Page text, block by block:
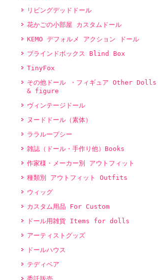
リビングデッドドール
花かごの小部屋 カスタムドール
KEMO デフォルメ アクション ドール
ブラインドボックス Blind Box
TinyFox
その他ドール ・フィギュア Other Dolls
& figure
ヴィンテージドール
ヌードドール（素体）
ララループシー
雑誌（ドール・手作り他）Books
作家様・メーカー別 アウトフィット
種類別 アウトフィット Outfits
ウィッグ
カスタム用品 For Custom
ドール用雑貨 Items for dolls
アーティストグッズ
ドールハウス
テディベア